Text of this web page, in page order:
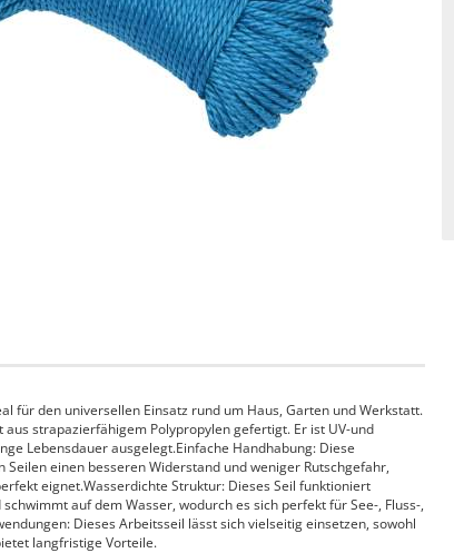
für den universellen Einsatz rund um Haus, Garten und Werkstatt.
strapazierfähigem Polypropylen gefertigt. Er ist UV-und
Lebensdauer ausgelegt.Einfache Handhabung: Diese
einen besseren Widerstand und weniger Rutschgefahr,
eignet.Wasserdichte Struktur: Dieses Seil funktioniert
auf dem Wasser, wodurch es sich perfekt für See-, Fluss-,
Dieses Arbeitsseil lässt sich vielseitig einsetzen, sowohl
langfristige Vorteile.